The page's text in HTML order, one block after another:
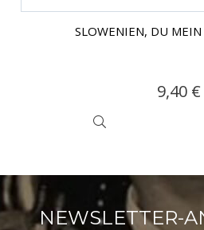
SLOWENIEN, DU
9,40 €
NEWSLETTER-